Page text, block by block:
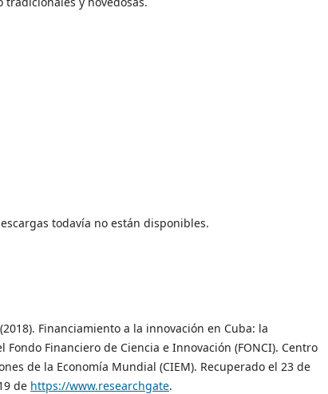
todavía no están disponibles.
(2018). Financiamiento a la innovación en Cuba: la
Fondo Financiero de Ciencia e Innovación (FONCI). Centro
de la Economía Mundial (CIEM). Recuperado el 23 de
de https://www.researchgate.